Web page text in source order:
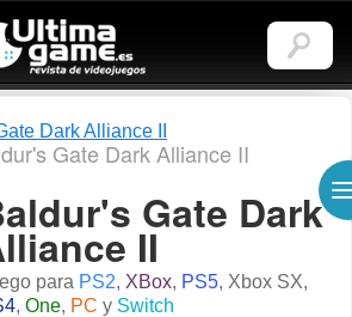
Dark Alliance II
Gate Dark Alliance II
Gate Dark
II
para PS2, XBox, PS5, Xbox SX,
, One, PC y Switch